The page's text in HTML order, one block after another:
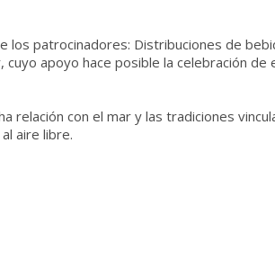
los patrocinadores: Distribuciones de
cuyo apoyo hace posible la celebración de
con el mar y las tradiciones
aire libre.